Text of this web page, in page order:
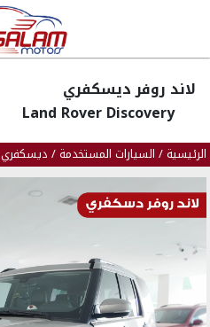
لاند روفر ديسكفري
Land Rover Discovery
الرئيسية/ السيارات المستخدمة/ ديسكفري